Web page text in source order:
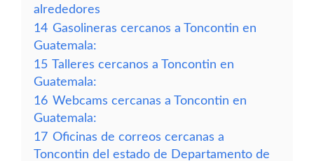
alrededores
14 Gasolineras cercanos a Toncontin en
Guatemala:
15 Talleres cercanos a Toncontin en
Guatemala:
16 Webcams cercanas a Toncontin en
Guatemala:
17 Oficinas de correos cercanas a
Toncontin del estado de Departamento de